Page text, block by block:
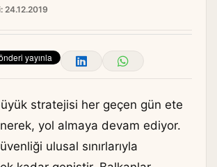
24.12.2019
stratejisi her geçen gün ete
yol almaya devam ediyor.
ulusal sınırlarıyla